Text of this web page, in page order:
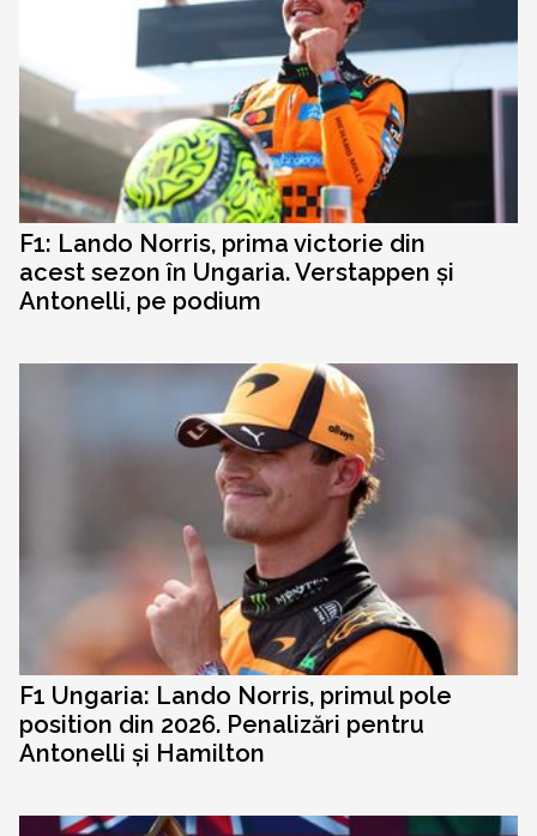
F1: Lando Norris, prima victorie din
acest sezon în Ungaria. Verstappen și
Antonelli, pe podium
F1 Ungaria: Lando Norris, primul pole
position din 2026. Penalizări pentru
Antonelli și Hamilton